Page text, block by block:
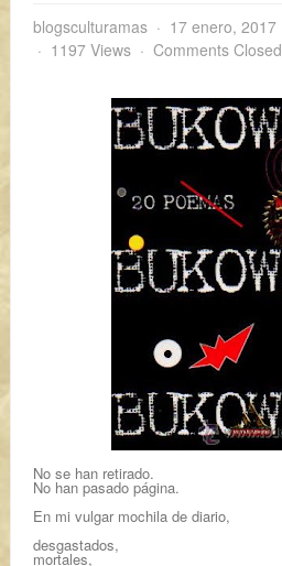
blogsculturamas 17 enero, 2017
1197 Views
Comments Closed
No se han retirado.
No han pasado página.
En mi vulgar mochila de diario,
desgastados,
mortales,